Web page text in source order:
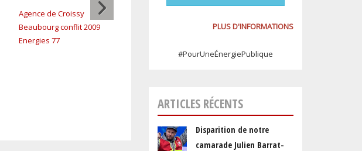
Agence de Croissy
Beaubourg conflit 2009
Energies 77
retraites : la CGT
PLUS D'INFORMATIONS
#PourUneÉnergiePublique
ARTICLES RÉCENTS
Disparition de notre
camarade Julien Barrat-